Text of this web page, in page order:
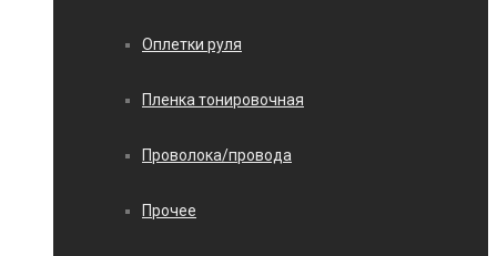
Оплетки руля
Пленка тонировочная
Проволока/провода
Прочее